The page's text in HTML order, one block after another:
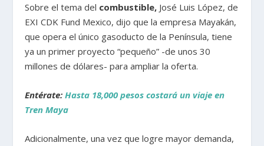
Sobre el tema del combustible, José Luis López, de
EXI CDK Fund Mexico, dijo que la empresa Mayakán,
que opera el único gasoducto de la Península, tiene
ya un primer proyecto “pequeño” -de unos 30
millones de dólares- para ampliar la oferta.
Entérate: Hasta 18,000 pesos costará un viaje en
Tren Maya
Adicionalmente, una vez que logre mayor demanda,